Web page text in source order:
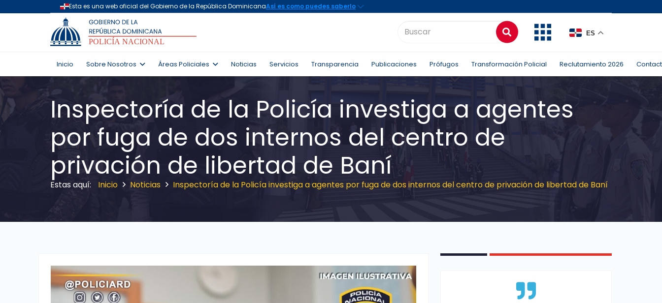
ES
Inicio Sobre Nosotros Áreas Policiales Noticias Servicios Transparencia Publicaciones Prófugos Transformación Policial Reclutamiento 2026
Inspectoría de la Policía investiga a agentes
por fuga de dos internos del centro de
privación de libertad de Baní
Inicio Noticias Inspectoría de la Policía investiga a agentes por fuga de dos internos del centro de privación de libertad de Baní